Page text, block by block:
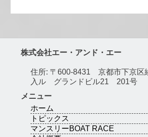
株式会社エー・アンド・エー
住所: 〒600-8431 京都市下京区
入ル グランドビル21 201号
メニュー
ホーム
トピックス
マンスリーBOAT RACE